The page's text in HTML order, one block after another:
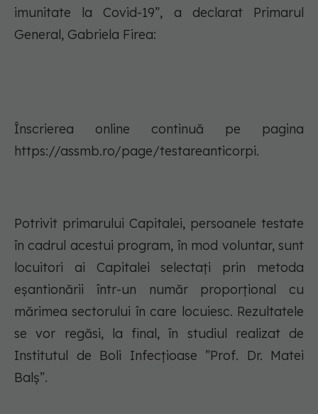
imunitate la Covid-19”, a declarat Primarul
General, Gabriela Firea:
Înscrierea online continuă pe pagina
https://assmb.ro/page/testareanticorpi.
Potrivit primarului Capitalei, persoanele testate
în cadrul acestui program, în mod voluntar, sunt
locuitori ai Capitalei selectați prin metoda
eșantionării într-un număr proporțional cu
mărimea sectorului în care locuiesc. Rezultatele
se vor regăsi, la final, în studiul realizat de
Institutul de Boli Infecțioase ”Prof. Dr. Matei
Balș”.